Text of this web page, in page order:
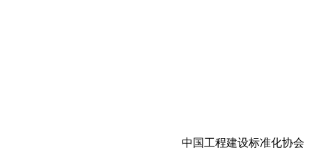
中国工程建设标准化协会